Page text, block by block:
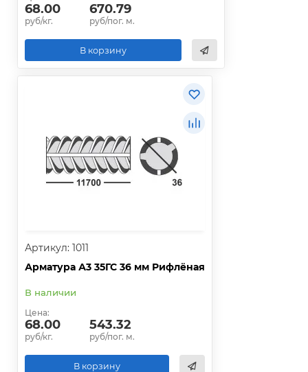
68.00
руб/кг.
670.79
руб/пог. м.
В корзину
Артикул: 1011
Арматура А3 35ГС 36 мм Рифлёная
В наличии
Цена:
68.00
руб/кг.
543.32
руб/пог. м.
В корзину